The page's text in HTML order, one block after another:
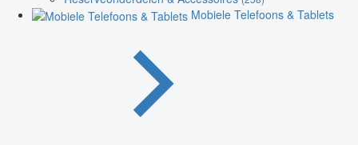
Mobiele Telefoons & Tablets